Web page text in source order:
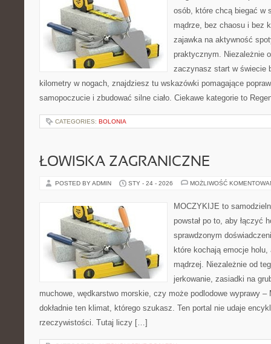
osób, które chcą biegać w
mądrze, bez chaosu i bez
zajawka na aktywność
praktycznym. Niezależnie
zaczynasz start w świecie
kilometry w nogach, znajdziesz tu wskazówki pomagające
samopoczucie i zbudować silne ciało. Ciekawe kategorie to
CATEGORIES: BOLONIA
ŁOWISKA ZAGRANICZNE
POSTED BY ADMIN STY - 24 - 2026 MOŻLIWOŚĆ
MOCZYKIJE to
powstał po to, aby łączyć
sprawdzonym
które kochają emocje
mądrzej. Niezależnie od
jerkowanie, zasiadki na
muchowe, wędkarstwo morskie, czy może podlodowe wyprawy
dokładnie ten klimat, którego szukasz. Ten portal nie udaje
rzeczywistości. Tutaj liczy […]